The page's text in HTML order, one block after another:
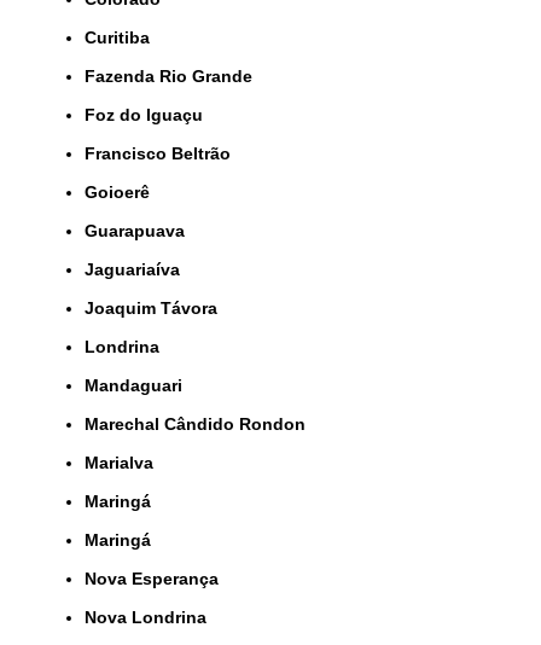
Curitiba
Fazenda Rio Grande
Foz do Iguaçu
Francisco Beltrão
Goioerê
Guarapuava
Jaguariaíva
Joaquim Távora
Londrina
Mandaguari
Marechal Cândido Rondon
Marialva
Maringá
Maringá
Nova Esperança
Nova Londrina